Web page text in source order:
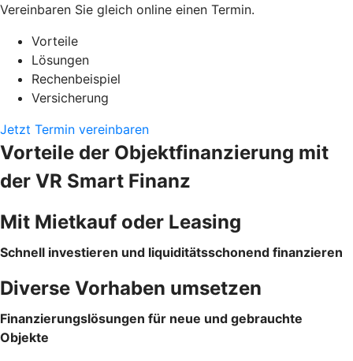
Vereinbaren Sie gleich online einen Termin.
Vorteile
Lösungen
Rechenbeispiel
Versicherung
Jetzt Termin vereinbaren
Vorteile der Objektfinanzierung mit
der VR Smart Finanz
Mit Mietkauf oder Leasing
Schnell investieren und liquiditätsschonend finanzieren
Diverse Vorhaben umsetzen
Finanzierungslösungen für neue und gebrauchte
Objekte